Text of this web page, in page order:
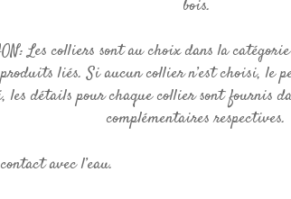
bois.
Les colliers sont au choix dans la
liés. Si aucun collier n’est choisi, le
les détails pour chaque collier sont fournis
complémentaires respectives.
avec l’eau.